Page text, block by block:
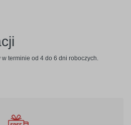
terminie od 4 do 6 dni roboczych.